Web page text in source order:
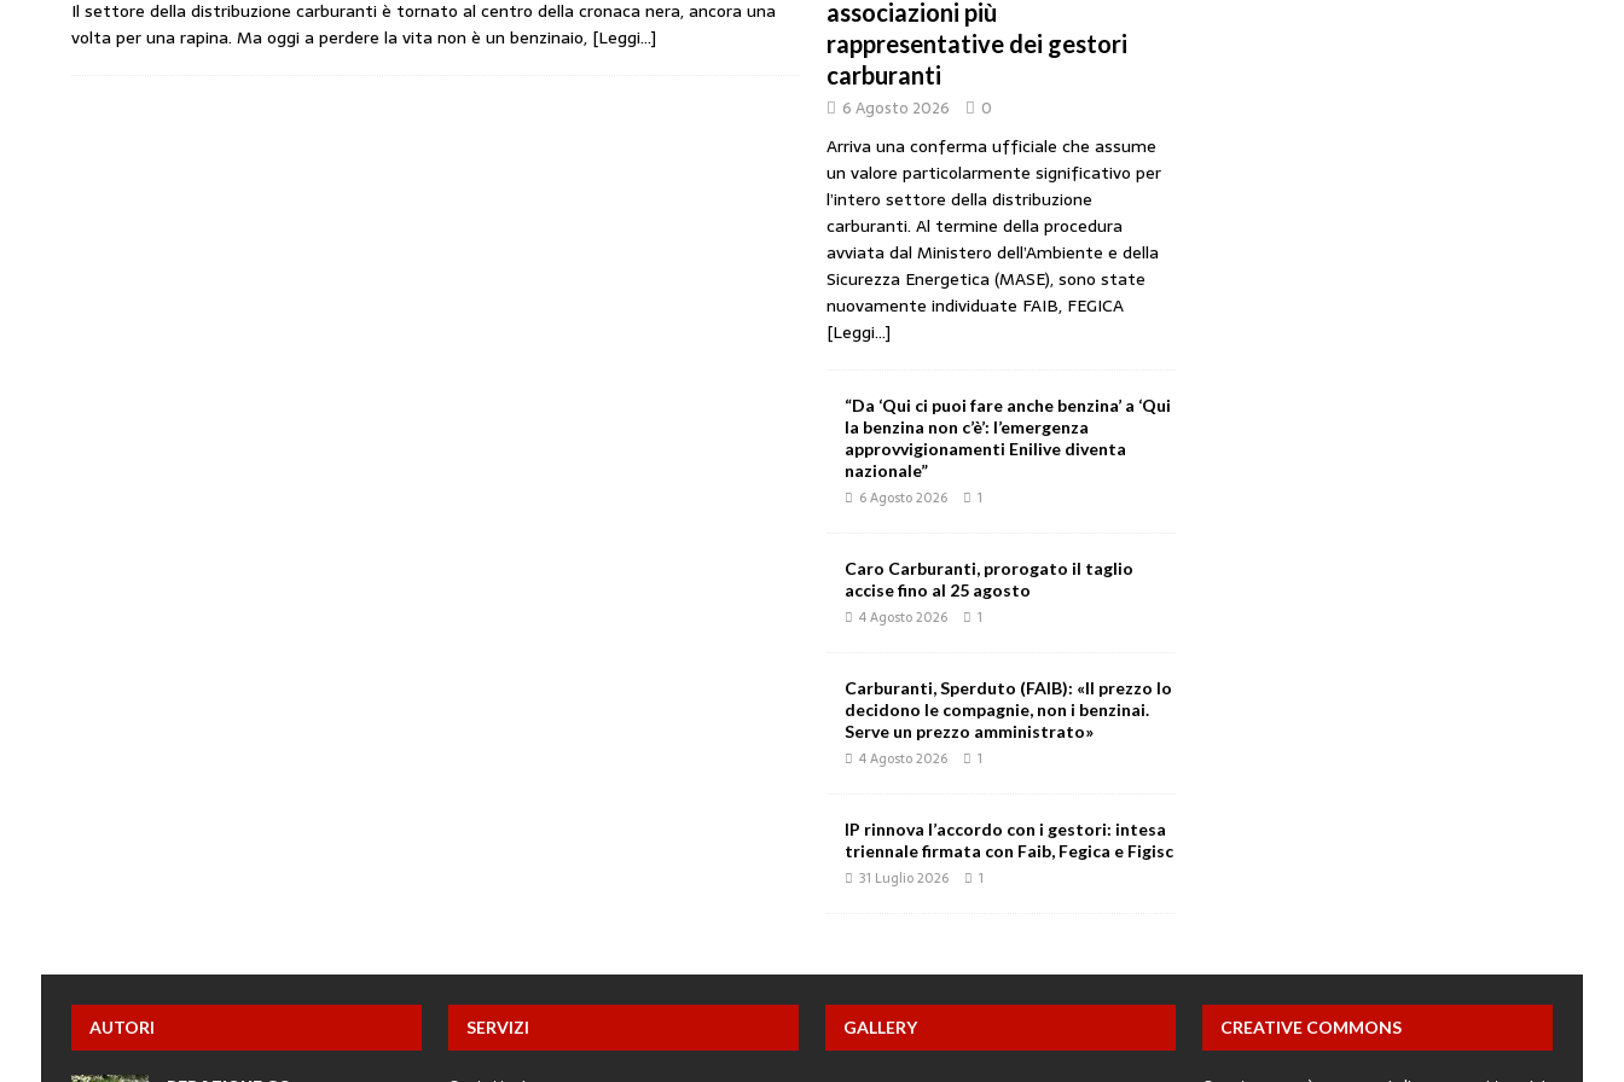
amministrato»
MERCATO PREZZI CARBURANTI
IP rinnova l’accordo con i gestori: intesa triennale firmata con Faib, Fegica e Figisc
COMUNICATI
Carburanti, i sindacati al Mimit: “I gestori non decidono i prezzi. Basta scaricare su di loro le
Taglio delle accise, il prezzo è libero: i controlli non diventino una presunzione di colpevolezza
CARBURANTI. CONTROLLI SUI PRODOTTI ADULTERATI: ALTRA SITUAZIONE GRAVE MA NON SERIA
Il settore della distribuzione carburanti è tornato al centro della cronaca nera, ancora una
volta per una rapina. Ma oggi a perdere la vita non è un benzinaio, [Leggi…]
associazioni più
rappresentative dei gestori
carburanti
6 Agosto 2026 0
Arriva una conferma ufficiale che assume
un valore particolarmente significativo per
l’intero settore della distribuzione
carburanti. Al termine della procedura
avviata dal Ministero dell’Ambiente e della
Sicurezza Energetica (MASE), sono state
nuovamente individuate FAIB, FEGICA
[Leggi...]
“Da ‘Qui ci puoi fare anche benzina’ a ‘Qui
la benzina non c’è’: l’emergenza
approvvigionamenti Enilive diventa
nazionale”
6 Agosto 2026 1
Caro Carburanti, prorogato il taglio
accise fino al 25 agosto
4 Agosto 2026 1
Carburanti, Sperduto (FAIB): «Il prezzo lo
decidono le compagnie, non i benzinai.
Serve un prezzo amministrato»
4 Agosto 2026 1
IP rinnova l’accordo con i gestori: intesa
triennale firmata con Faib, Fegica e Figisc
31 Luglio 2026 1
AUTORI SERVIZI GALLERY CREATIVE COMMONS